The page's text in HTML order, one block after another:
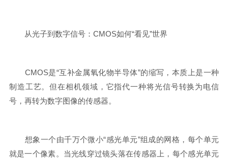
从光子到数字信号：CMOS如何“看见”世界
CMOS是“互补金属氧化物半导体”的缩写，本质上是一种
制造工艺。但在相机领域，它指代一种将光信号转换为电信
号，再转为数字图像的传感器。
想象一个由千万个微小“感光单元”组成的网格，每个单元
就是一个像素。当光线穿过镜头落在传感器上，每个感光单元